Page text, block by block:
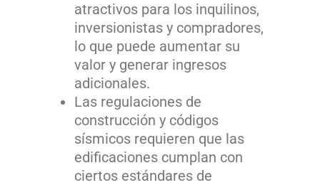
atractivos para los inquilinos,
inversionistas y compradores,
lo que puede aumentar su
valor y generar ingresos
adicionales.
Las regulaciones de
construcción y códigos
sísmicos requieren que las
edificaciones cumplan con
ciertos estándares de